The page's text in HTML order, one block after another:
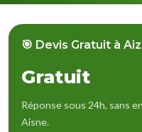
🎯 Devis Gratuit à
Gratuit
Réponse sous 24h, sans
Aisne.